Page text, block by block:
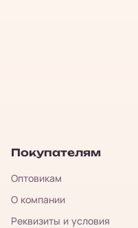
Покупателям
Оптовикам
О компании
Реквизиты и условия